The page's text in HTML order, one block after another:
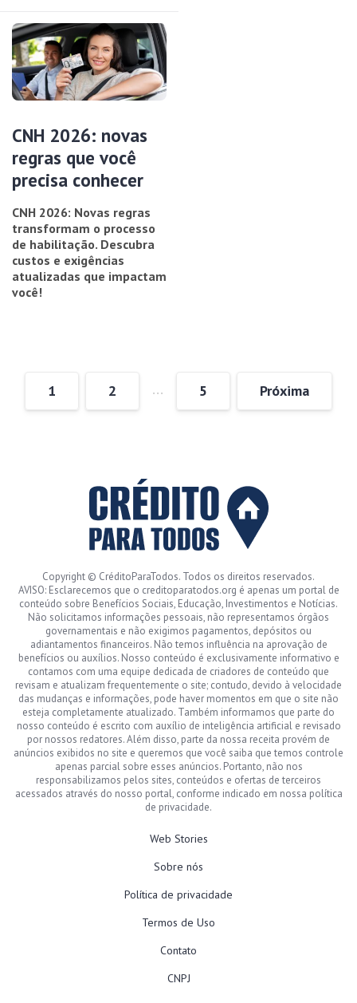
CNH 2026: novas
regras que você
precisa conhecer
CNH 2026: Novas regras
transformam o processo
de habilitação. Descubra
custos e exigências
atualizadas que impactam
você!
1 2 … 5 Próxima
Copyright © CréditoParaTodos. Todos os direitos reservados.
AVISO: Esclarecemos que o creditoparatodos.org é apenas um portal de
conteúdo sobre Benefícios Sociais, Educação, Investimentos e Notícias.
Não solicitamos informações pessoais, não representamos órgãos
governamentais e não exigimos pagamentos, depósitos ou
adiantamentos financeiros. Não temos influência na aprovação de
benefícios ou auxílios. Nosso conteúdo é exclusivamente informativo e
contamos com uma equipe dedicada de criadores de conteúdo que
revisam e atualizam frequentemente o site; contudo, devido à velocidade
das mudanças e informações, pode haver momentos em que o site não
esteja completamente atualizado. Também informamos que parte do
nosso conteúdo é escrito com auxílio de inteligência artificial e revisado
por nossos redatores. Além disso, parte da nossa receita provém de
anúncios exibidos no site e queremos que você saiba que temos controle
apenas parcial sobre esses anúncios. Portanto, não nos
responsabilizamos pelos sites, conteúdos e ofertas de terceiros
acessados através do nosso portal, conforme indicado em nossa política
de privacidade.
Web Stories
Sobre nós
Política de privacidade
Termos de Uso
Contato
CNPJ